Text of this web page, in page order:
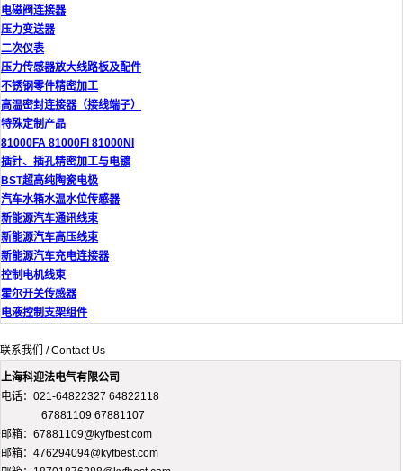
电磁阀连接器
压力变送器
二次仪表
压力传感器放大线路板及配件
不锈钢零件精密加工
高温密封连接器（接线端子）
特殊定制产品
81000FA 81000FI 81000NI
插针、插孔精密加工与电镀
BST超高纯陶瓷电极
汽车水箱水温水位传感器
新能源汽车通讯线束
新能源汽车高压线束
新能源汽车充电连接器
控制电机线束
霍尔开关传感器
电液控制支架组件
联系我们 / Contact Us
上海科迎法电气有限公司
电话：021-64822327 64822118
67881109 67881107
邮箱：67881109@kyfbest.com
邮箱：476294094@kyfbest.com